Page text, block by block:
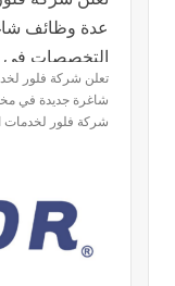
عدة وظائف
التخصصات في
تعلن شركة فلور
شاغرة جديدة في
شركة فلور لخدمات